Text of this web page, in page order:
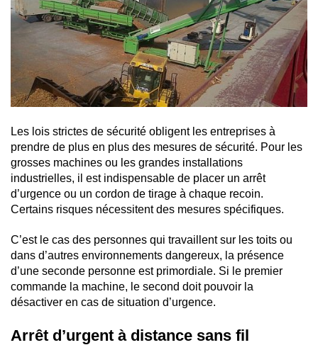
Les lois strictes de sécurité obligent les entreprises à
prendre de plus en plus des mesures de sécurité. Pour les
grosses machines ou les grandes installations
industrielles, il est indispensable de placer un arrêt
d’urgence ou un cordon de tirage à chaque recoin.
Certains risques nécessitent des mesures spécifiques.
C’est le cas des personnes qui travaillent sur les toits ou
dans d’autres environnements dangereux, la présence
d’une seconde personne est primordiale. Si le premier
commande la machine, le second doit pouvoir la
désactiver en cas de situation d’urgence.
Arrêt d’urgent à distance sans fil